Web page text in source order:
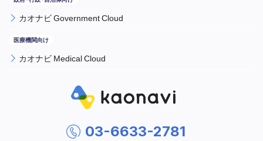
カオナビ Government Cloud
カオナビ Medical Cloud
03-6633-2781